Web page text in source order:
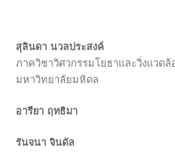
สุลินดา นวลประสงค์
ภาควิชาวิศวกรรมโยธาและวิ่งแวด
มหาวิทยาลัยมหิดล
อารียา ฤทธิมา
รันจนา จินดัล